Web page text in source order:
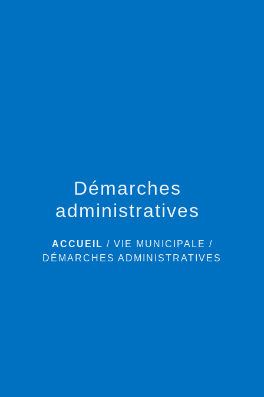
Démarches
administratives
ACCUEIL / VIE MUNICIPALE /
DÉMARCHES ADMINISTRATIVES